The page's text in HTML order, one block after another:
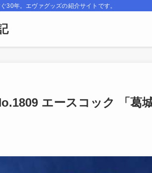
30年。エヴァグッズの紹介サイトです。
エースコック 「葛